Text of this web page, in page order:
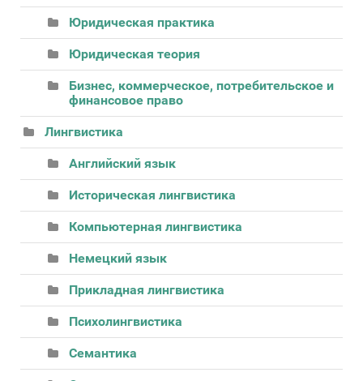
Юридическая практика
Юридическая теория
Бизнес, коммерческое, потребительское и
финансовое право
Лингвистика
Английский язык
Историческая лингвистика
Компьютерная лингвистика
Немецкий язык
Прикладная лингвистика
Психолингвистика
Семантика